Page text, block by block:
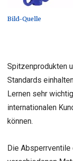
Bild-Quelle
Spitzenprodukten
Standards
Lernen sehr
internationalen
können.
Die Absperrventile